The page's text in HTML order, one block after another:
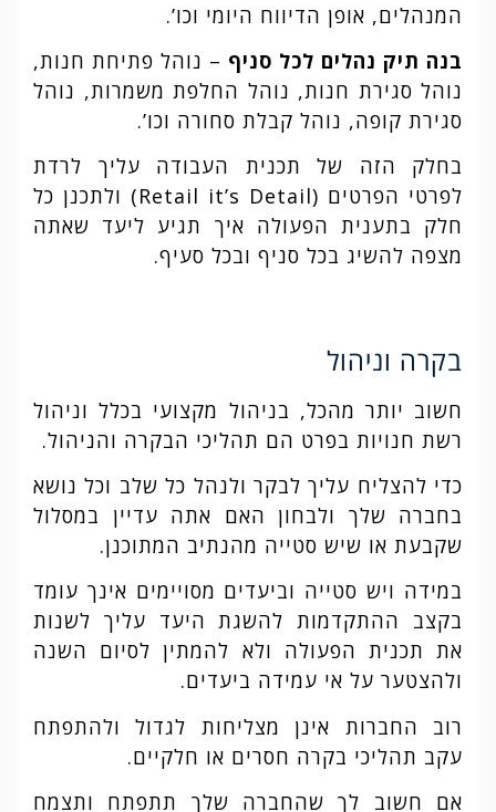
המנהלים, אופן הדיווח היומי וכו’.
בנה תיק נהלים לכל סניף – נוהל פתיחת חנות,
נוהל סגירת חנות, נוהל החלפת משמרות, נוהל
סגירת קופה, נוהל קבלת סחורה וכו’.
בחלק הזה של תכנית העבודה עליך לרדת
לפרטי הפרטים (Retail it’s Detail) ולתכנן כל
חלק בתענית הפעולה איך תגיע ליעד שאתה
מצפה להשיג בכל סניף ובכל סעיף.
בקרה וניהול
חשוב יותר מהכל, בניהול מקצועי בכלל וניהול
רשת חנויות בפרט הם תהליכי הבקרה והניהול.
כדי להצליח עליך לבקר ולנהל כל שלב וכל נושא
בחברה שלך ולבחון האם אתה עדיין במסלול
שקבעת או שיש סטייה מהנתיב המתוכנן.
במידה ויש סטייה וביעדים מסויימים אינך עומד
בקצב ההתקדמות להשגת היעד עליך לשנות
את תכנית הפעולה ולא להמתין לסיום השנה
ולהצטער על אי עמידה ביעדים.
רוב החברות אינן מצליחות לגדול ולהתפתח
עקב תהליכי בקרה חסרים או חלקיים.
אם חשוב לך שהחברה שלך תתפתח ותצמח